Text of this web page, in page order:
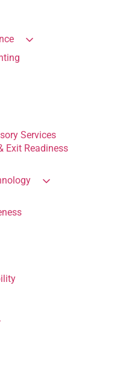
Services
Exit Readiness